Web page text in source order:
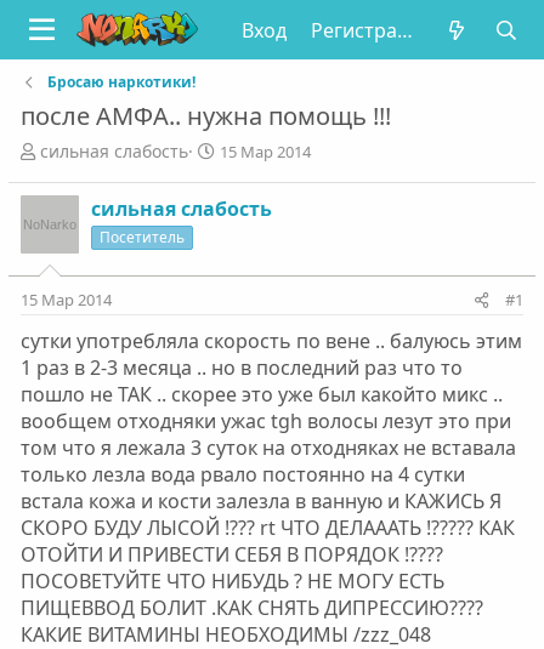
Вход Регистрация
Бросаю наркотики!
после АМФА.. нужна помощь !!!
А
т
о
т
м
ы
сильная слабость
Д
т
а
л
15 Мар 2014
сильная слабость
Посетитель
15 Мар 2014 #1
сутки употребляла скорость по вене .. балуюсь этим
1 раз в 2-3 месяца .. но в последний раз что то
пошло не ТАК .. скорее это уже был какойто микс ..
вообщем отходняки ужас tgh волосы лезут это при
том что я лежала 3 суток на отходняках не вставала
только лезла вода рвало постоянно на 4 сутки
встала кожа и кости залезла в ванную и КАЖИСЬ Я
СКОРО БУДУ ЛЫСОЙ !??? rt ЧТО ДЕЛАААТЬ !????? КАК
ОТОЙТИ И ПРИВЕСТИ СЕБЯ В ПОРЯДОК !????
ПОСОВЕТУЙТЕ ЧТО НИБУДЬ ? НЕ МОГУ ЕСТЬ
ПИЩЕВВОД БОЛИТ .КАК СНЯТЬ ДИПРЕССИЮ????
КАКИЕ ВИТАМИНЫ НЕОБХОДИМЫ /zzz_048